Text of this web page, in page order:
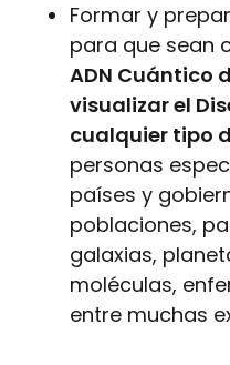
Formar y
para que sean
ADN Cuántico
visualizar el
cualquier tipo
personas
países y
poblaciones,
galaxias,
moléculas,
entre muchas